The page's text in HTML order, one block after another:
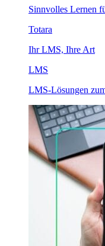
Sinnvolles Lernen
Totara
Ihr LMS, Ihre Art
LMS
LMS-Lösungen